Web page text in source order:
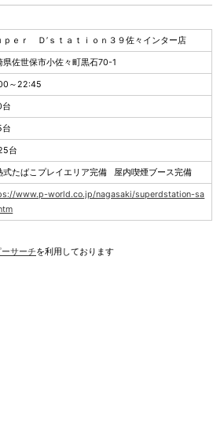
ｐｅｒ Ｄ’ｓｔａｔｉｏｎ３９佐々インター店
県佐世保市小佐々町黒石70-1
～22:45
台
式たばこプレイエリア完備 屋内喫煙ブース完備
www.p-world.co.jp/nagasaki/superdstation-sa
サーチを利用しております